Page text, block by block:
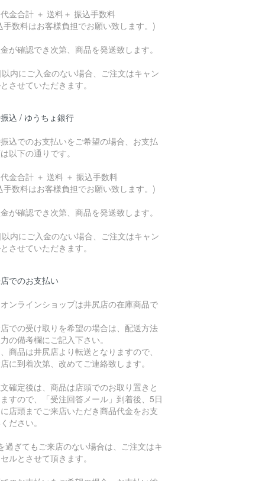
金合計 ＋ 送料＋ 振込手数料
手数料はお客様負担でお願い致します。)
が確認でき次第、商品を発送致します。
内にご入金のない場合、ご注文はキャン
させていただきます。
込 / ゆうちょ銀行
込でのお支払いをご希望の場合、お支払
以下の通りです。
金合計 ＋ 送料 ＋ 振込手数料
手数料はお客様負担でお願い致します。)
が確認でき次第、商品を発送致します。
内にご入金のない場合、ご注文はキャン
させていただきます。
でのお支払い
ンラインショップは井尻店の在庫商品で
での受け取りを希望の場合は、配送方法
の備考欄にご記入下さい。
商品は井尻店より転送となりますので、
に到着次第、改めてご連絡致します。
確定後は、商品は店頭でのお取り置きと
すので、「受注回答メール」到着後、5日
店頭までご来店いただき商品代金をお支
ださい。
過ぎてもご来店のない場合は、ご注文はキ
ルとさせて頂きます。